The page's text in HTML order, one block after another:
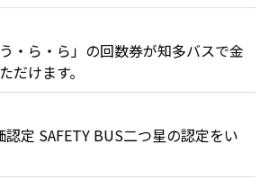
・ら・ら」の回数券が知多バスで金
だけます。
定 SAFETY BUS二つ星の認定をい